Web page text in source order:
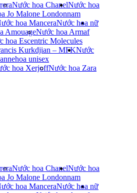
Nước hoa Chanel
Jo Malone London
hoa Mancera
AmouageNước hoa Armaf
hoa Escentric Molecules
Kurkdjian – MFK
hoa XerjoffNước hoa Zara
Nước hoa
nam
Nước hoa nữ
Nước
hoa unisex
Nước hoa Chanel
Jo Malone London
hoa Mancera
Nước hoa
nam
Nước hoa nữ